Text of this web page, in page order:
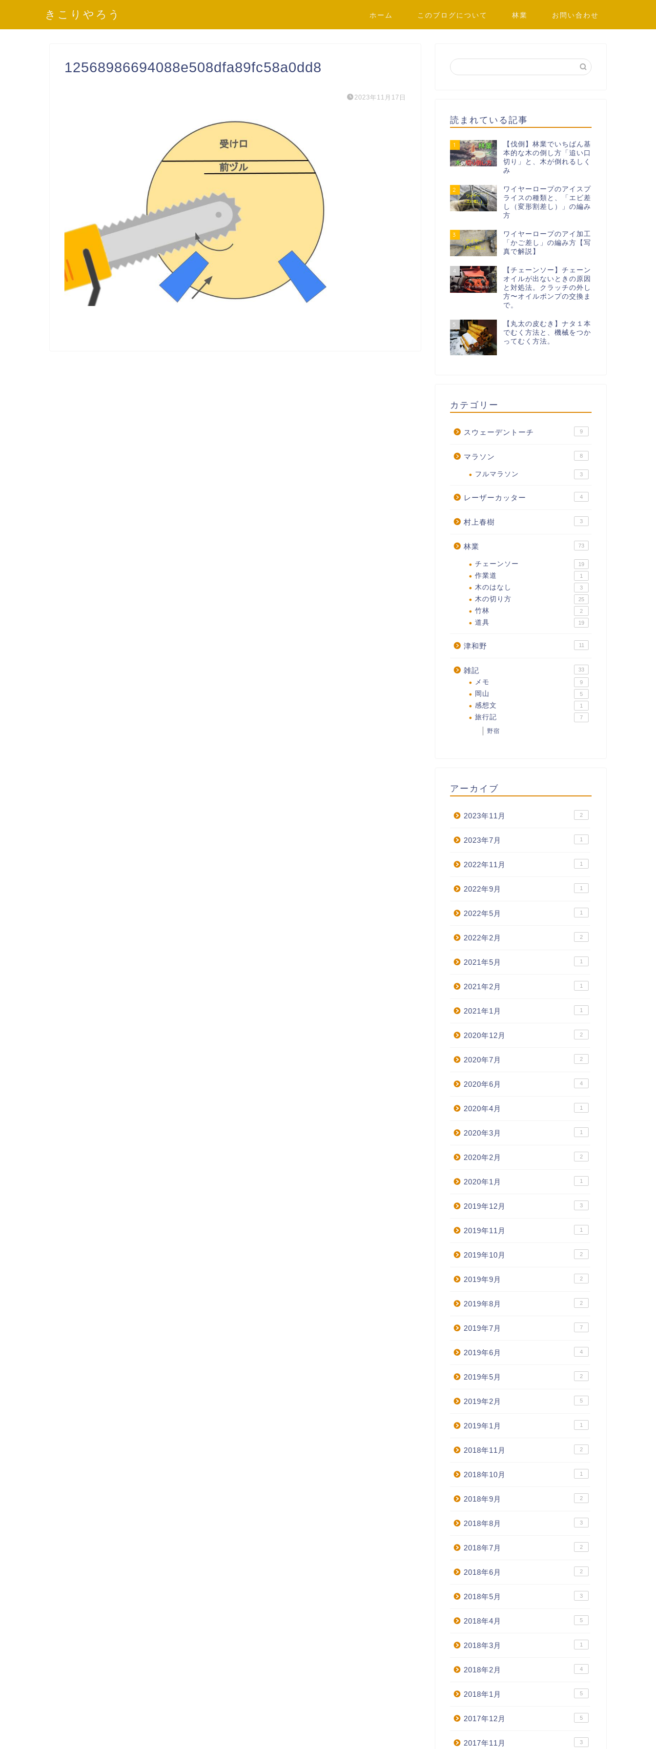
きこりやろう ホーム このブログについて 林業 お問い合わせ
12568986694088e508dfa89fc58a0dd8
2023年11月17日
読まれている記事
1
【伐倒】林業でいちばん基
本的な木の倒し方「追い口
切り」と、木が倒れるしく
み
2
ワイヤーロープのアイスプ
ライスの種類と、「エビ差
し（変形割差し）」の編み
方
3
ワイヤーロープのアイ加工
「かご差し」の編み方【写
真で解説】
4
【チェーンソー】チェーン
オイルが出ないときの原因
と対処法。クラッチの外し
方〜オイルポンプの交換ま
で。
5
【丸太の皮むき】ナタ１本
でむく方法と、機械をつか
ってむく方法。
カテゴリー
スウェーデントーチ 9
マラソン 8
フルマラソン 3
レーザーカッター 4
村上春樹 3
林業 73
チェーンソー 19
作業道 1
木のはなし 3
木の切り方 25
竹林 2
道具 19
津和野 11
雑記 33
メモ 9
岡山 5
感想文 1
旅行記 7
野宿
アーカイブ
2023年11月 2
2023年7月 1
2022年11月 1
2022年9月 1
2022年5月 1
2022年2月 2
2021年5月 1
2021年2月 1
2021年1月 1
2020年12月 2
2020年7月 2
2020年6月 4
2020年4月 1
2020年3月 1
2020年2月 2
2020年1月 1
2019年12月 3
2019年11月 1
2019年10月 2
2019年9月 2
2019年8月 2
2019年7月 7
2019年6月 4
2019年5月 2
2019年2月 5
2019年1月 1
2018年11月 2
2018年10月 1
2018年9月 2
2018年8月 3
2018年7月 2
2018年6月 2
2018年5月 3
2018年4月 5
2018年3月 1
2018年2月 4
2018年1月 5
2017年12月 5
2017年11月 3